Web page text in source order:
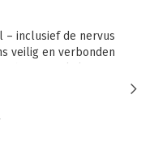
– inclusief de nervus
veilig en verbonden
flexibel op dagelijkse
dat we in een
soms leven we
van